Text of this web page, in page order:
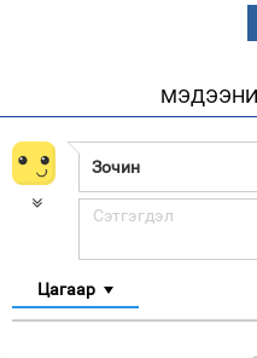
Цагаар